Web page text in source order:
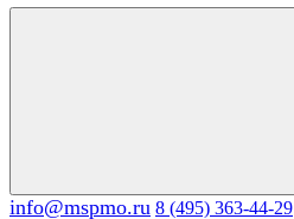
info@mspmo.ru 8 (495) 363-44-29